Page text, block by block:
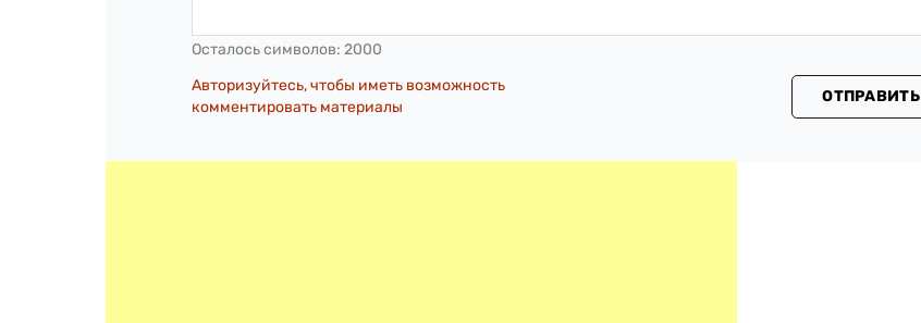
Осталось символов: 2000
Авторизуйтесь, чтобы иметь возможность
комментировать материалы
ОТПРАВИТЬ